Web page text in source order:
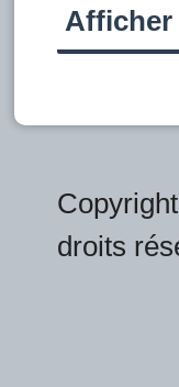
Afficher
droits